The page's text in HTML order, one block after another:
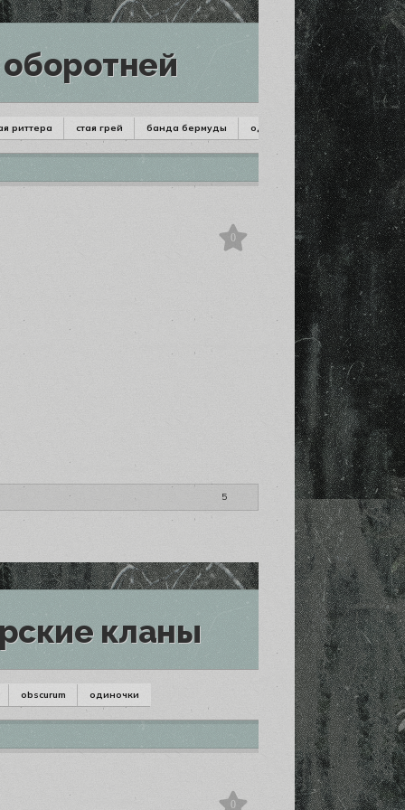
оборотней
риттера стая грей банда бермуды одиночки
ЧЛЕНЫ СТАИ
0
5
кланы
obscurum одиночки
0